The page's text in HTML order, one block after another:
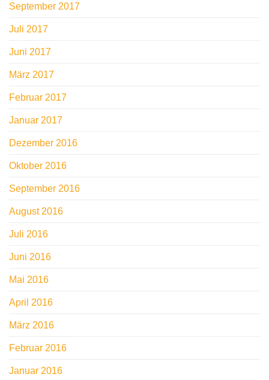
September 2017
Juli 2017
Juni 2017
März 2017
Februar 2017
Januar 2017
Dezember 2016
Oktober 2016
September 2016
August 2016
Juli 2016
Juni 2016
Mai 2016
April 2016
März 2016
Februar 2016
Januar 2016